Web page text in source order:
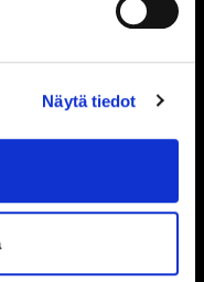
Näytä tiedot
16 117 1,95